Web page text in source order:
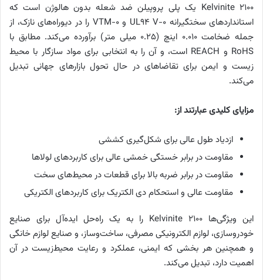
Kelvinite 2100 یک پلی پروپیلن ضد شعله بدون هالوژن است که
استانداردهای سختگیرانه UL94 V-0 و VTM-0 را در دیوراه‌های نازک، از
جمله ضخامت 0.010 اینچ (0.25 میلی متر) برآورده می‌کند. مطابق با
RoHS و REACH است، و آن را به انتخابی برای مواد سازگار با محیط
زیست و ایمن برای تقاضاهای در حال تحول بازارهای جهانی تبدیل
می‌کند.
مزایای کلیدی عبارتند از:
ازدیاد طول عالی برای شکل‌گیری کششی
مقاومت در برابر خستگی خمشی عالی برای کاربردهای لولاها
مقاومت در برابر ضربه بالا برای قطعات در محیط‌های سخت
مقاومت عالی و استحکام دی الکتریک برای کاربردهای الکتریکی
این ویژگی‌ها Kelvinite 2100 را به یک راه‌حل ایده‌آل برای صنایع
خودروسازی، لوازم الکترونیکی مصرفی، ساخت‌وساز، و صنایع لوازم خانگی
و همچنین هر بخشی که ایمنی، عملکرد و رعایت محیط‌زیست در آن
اهمیت دارد، تبدیل می‌کند.